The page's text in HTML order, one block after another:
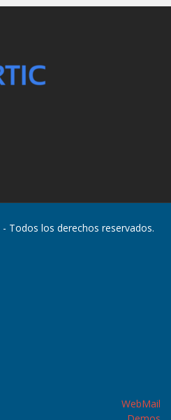
- Todos los derechos reservados.
WebMail